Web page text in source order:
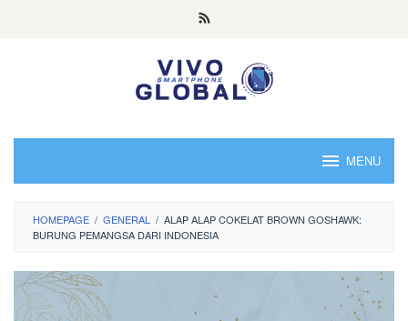
MENU
HOMEPAGE / GENERAL / ALAP ALAP COKELAT BROWN GOSHAWK:
BURUNG PEMANGSA DARI INDONESIA